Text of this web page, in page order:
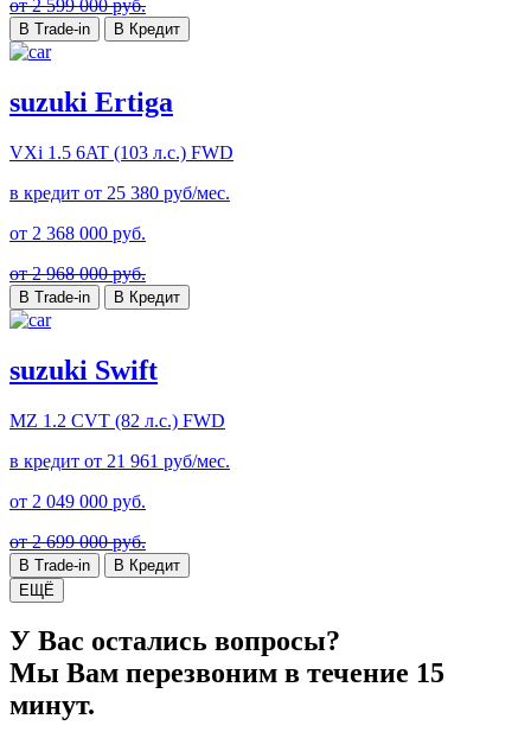
от 2 599 000 руб.
В Trade-in В Кредит
suzuki Ertiga
VXi 1.5 6AT (103 л.с.) FWD
в кредит от 25 380 руб/мес.
от 2 368 000 руб.
от 2 968 000 руб.
В Trade-in В Кредит
suzuki Swift
MZ 1.2 CVT (82 л.с.) FWD
в кредит от 21 961 руб/мес.
от 2 049 000 руб.
от 2 699 000 руб.
В Trade-in
В Кредит
ЕЩЁ
У Вас остались вопросы?
Мы Вам перезвоним в течение 15
минут.